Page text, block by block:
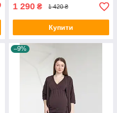
1 290 ₴ 1 420 ₴
Купити
–9%